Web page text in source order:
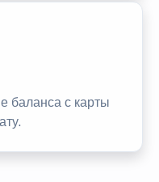
баланса с карты